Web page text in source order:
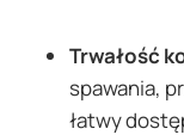
Trwałość
spawania,
łatwy